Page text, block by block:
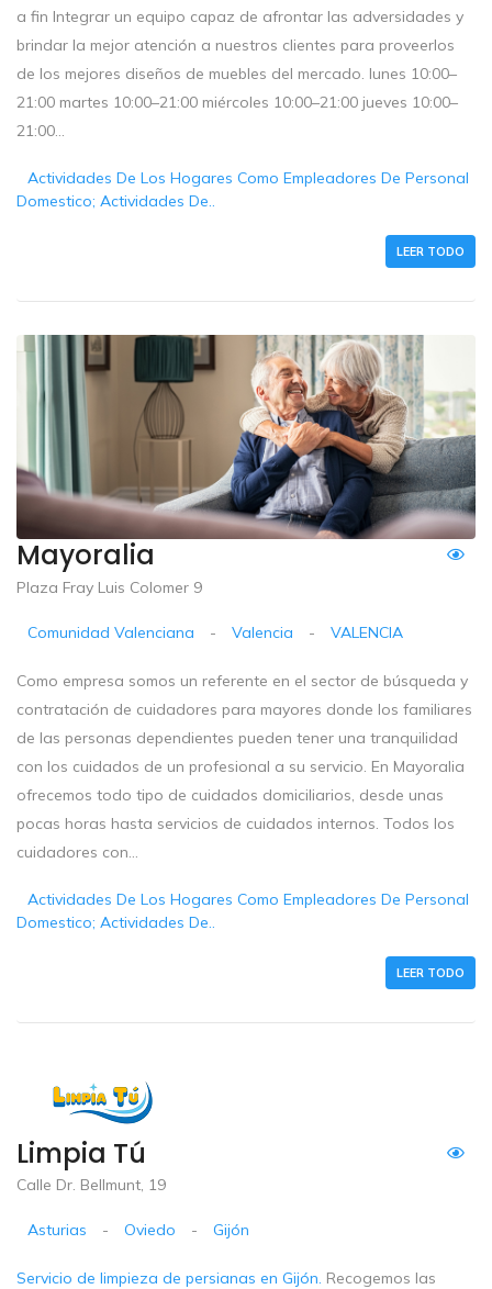
a fin Integrar un equipo capaz de afrontar las adversidades y
brindar la mejor atención a nuestros clientes para proveerlos
de los mejores diseños de muebles del mercado. lunes 10:00–
21:00 martes 10:00–21:00 miércoles 10:00–21:00 jueves 10:00–
21:00...
Actividades De Los Hogares Como Empleadores De Personal
Domestico; Actividades De..
LEER TODO
Mayoralia
Plaza Fray Luis Colomer 9
Comunidad Valenciana - Valencia - VALENCIA
Como empresa somos un referente en el sector de búsqueda y
contratación de cuidadores para mayores donde los familiares
de las personas dependientes pueden tener una tranquilidad
con los cuidados de un profesional a su servicio. En Mayoralia
ofrecemos todo tipo de cuidados domiciliarios, desde unas
pocas horas hasta servicios de cuidados internos. Todos los
cuidadores con...
Actividades De Los Hogares Como Empleadores De Personal
Domestico; Actividades De..
LEER TODO
Limpia Tú
Calle Dr. Bellmunt, 19
Asturias - Oviedo - Gijón
Servicio de limpieza de persianas en Gijón. Recogemos las